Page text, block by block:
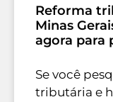
Reforma
Minas
agora para
Se você
tributária e